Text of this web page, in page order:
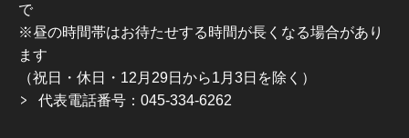
で
※昼の時間帯はお待たせする時間が長くなる場合があり
ます
（祝日・休日・12月29日から1月3日を除く）
代表電話番号：045-334-6262